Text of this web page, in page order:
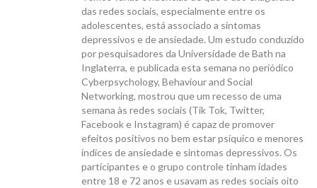
das redes sociais, especialmente entre os
adolescentes, está associado a sintomas
depressivos e de ansiedade. Um estudo conduzido
por pesquisadores da Universidade de Bath na
Inglaterra, e publicada esta semana no periódico
Cyberpsychology, Behaviour and Social
Networking, mostrou que um recesso de uma
semana às redes sociais (Tik Tok, Twitter,
Facebook e Instagram) é capaz de promover
efeitos positivos no bem estar psíquico e menores
índices de ansiedade e sintomas depressivos. Os
participantes e o grupo controle tinham idades
entre 18 e 72 anos e usavam as redes sociais oito